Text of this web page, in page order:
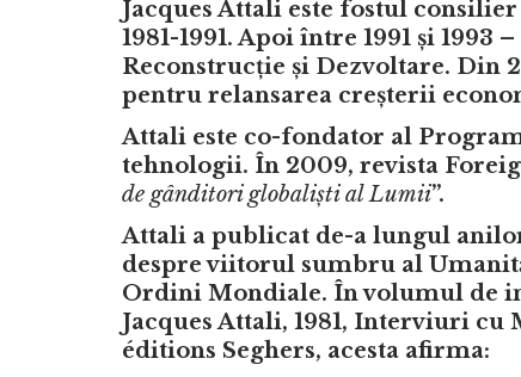
Jacques Attali este fostul
1981-1991. Apoi între 1991 și
Reconstrucție și Dezvoltare. Din
pentru relansarea creșterii
Attali este co-fondator al
tehnologii. În 2009, revista
de gânditori globaliști al Lumii”.
Attali a publicat de-a lungul
despre viitorul sumbru al
Ordini Mondiale. În volumul de
Jacques Attali, 1981, Interviuri cu
éditions Seghers, acesta afirma: